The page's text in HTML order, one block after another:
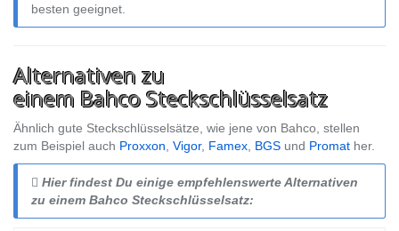
besten geeignet.
Alternativen zu
einem Bahco Steckschlüsselsatz
Ähnlich gute Steckschlüsselsätze, wie jene von Bahco, stellen
zum Beispiel auch Proxxon, Vigor, Famex, BGS und Promat her.
Hier findest Du einige empfehlenswerte Alternativen
zu einem Bahco Steckschlüsselsatz: